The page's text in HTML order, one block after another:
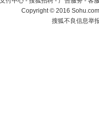
Copyright©2016
搜狐不良信息举